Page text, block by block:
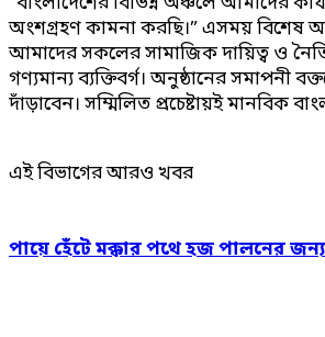
অংশগ্রহণ কামনা করছি।” এসময় বিশেষ
আমাদের সকলের সামাজিক দায়িত্ব ও
গণ্যমান্য ব্যক্তিবর্গ। অনুষ্ঠানের
দাঁড়াবেন। সম্মিলিত প্রচেষ্টায়ই মানবিক
এই বিভাগের আরও খবর
পায়ে হেঁটে মক্কার পথে হজ পালনের